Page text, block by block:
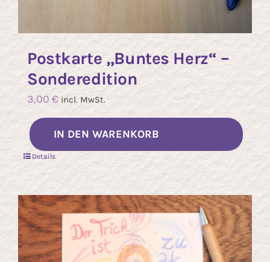
Postkarte „Buntes Herz“ –
Sonderedition
3,00 € incl. MwSt.
IN DEN WARENKORB
Details